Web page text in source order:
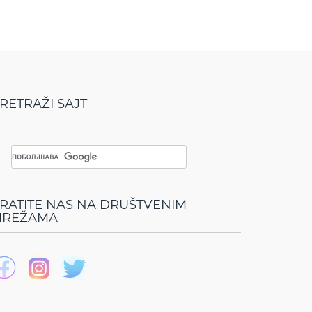
SAJT
NAS NA DRUŠTVENIM